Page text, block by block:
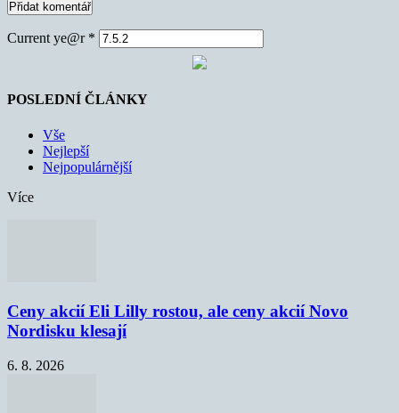
Current ye@r *
POSLEDNÍ ČLÁNKY
Vše
Nejlepší
Nejpopulárnější
Více
Ceny akcií Eli Lilly rostou, ale ceny akcií Novo
Nordisku klesají
6. 8. 2026